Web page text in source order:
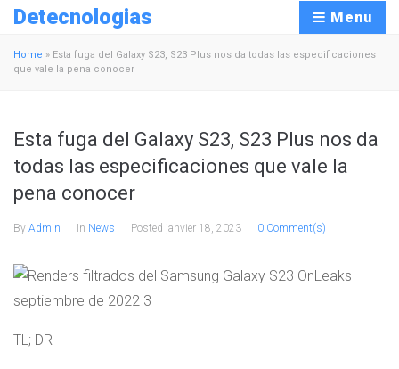
Detecnologias Menu
Home » Esta fuga del Galaxy S23, S23 Plus nos da todas las especificaciones
que vale la pena conocer
Esta fuga del Galaxy S23, S23 Plus nos da
todas las especificaciones que vale la
pena conocer
By Admin In News Posted janvier 18, 2023 0 Comment(s)
TL; DR